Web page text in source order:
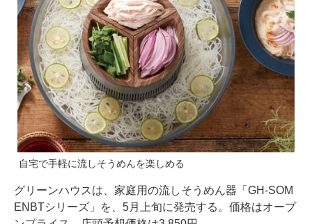
自宅で手軽に流しそうめんを楽しめる
グリーンハウスは、家庭用の流しそうめん器「GH-SOM
ENBTシリーズ」を、5月上旬に発売する。価格はオープ